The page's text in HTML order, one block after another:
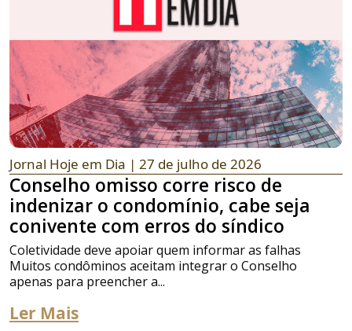
Jornal Hoje em Dia | 27 de julho de 2026
Conselho omisso corre risco de
indenizar o condomínio, cabe seja
conivente com erros do síndico
Coletividade deve apoiar quem informar as falhas
Muitos condôminos aceitam integrar o Conselho
apenas para preencher a...
Ler Mais